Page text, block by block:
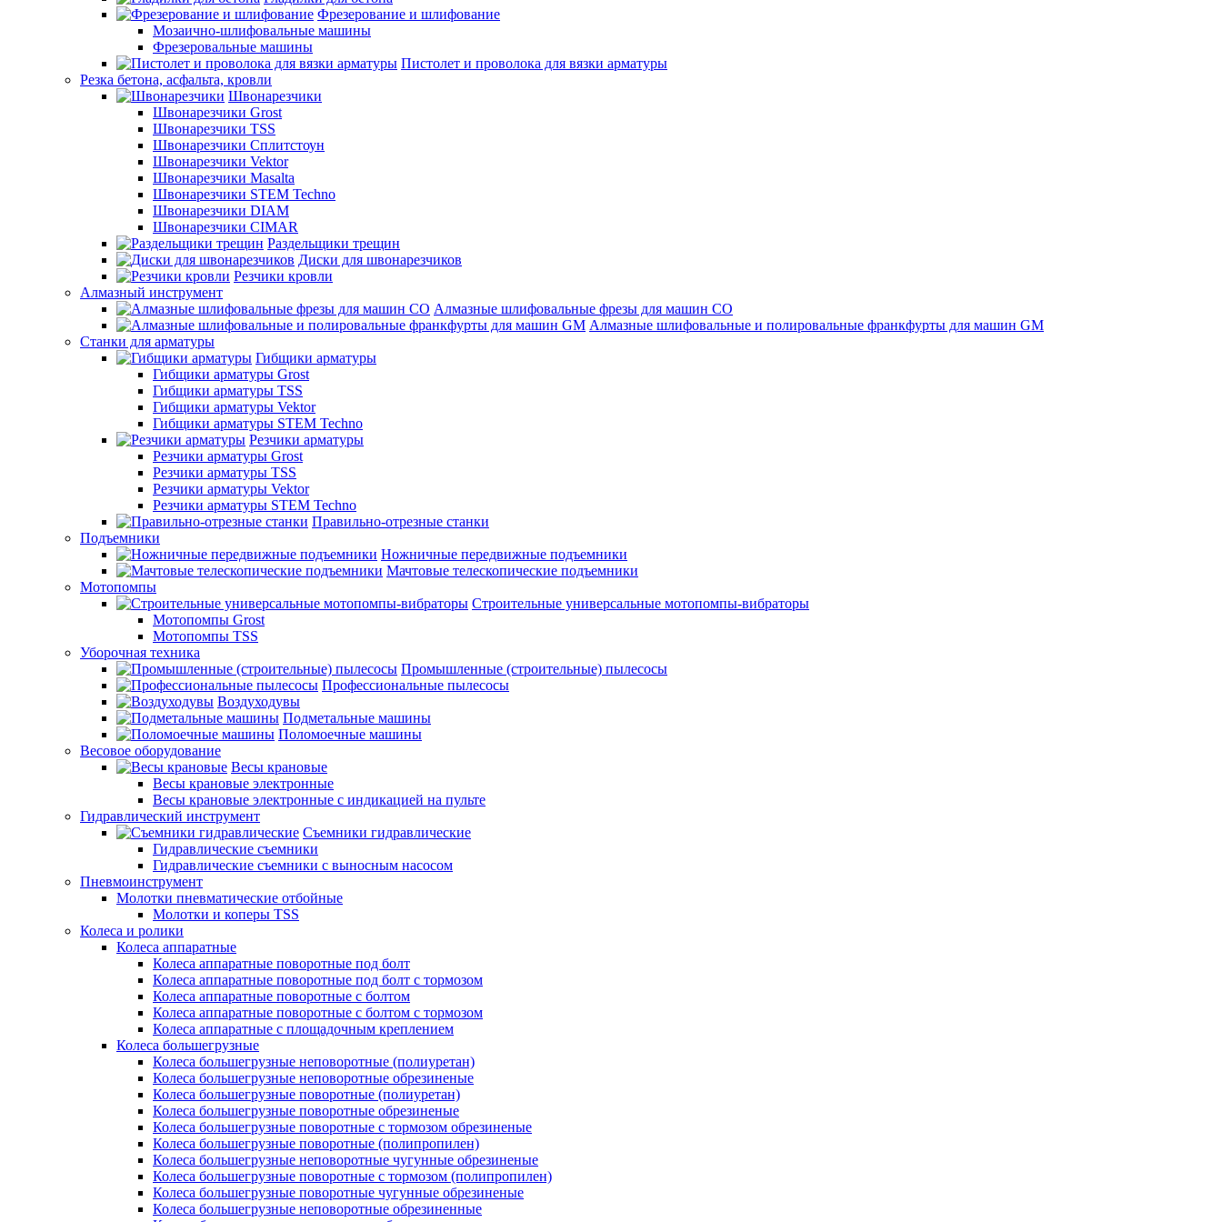
Фрезерование и шлифование
Мозаично-шлифовальные машины
Фрезеровальные машины
Пистолет и проволока для вязки арматуры
Резка бетона, асфальта, кровли
Швонарезчики
Швонарезчики Grost
Швонарезчики TSS
Швонарезчики Сплитстоун
Швонарезчики Vektor
Швонарезчики Masalta
Швонарезчики STEM Techno
Швонарезчики DIAM
Швонарезчики CIMAR
Раздельщики трещин
Диски для швонарезчиков
Резчики кровли
Алмазный инструмент
Алмазные шлифовальные фрезы для машин СО
Алмазные шлифовальные и полировальные франкфурты для машин GM
Станки для арматуры
Гибщики арматуры
Гибщики арматуры Grost
Гибщики арматуры TSS
Гибщики арматуры Vektor
Гибщики арматуры STEM Techno
Резчики арматуры
Резчики арматуры Grost
Резчики арматуры TSS
Резчики арматуры Vektor
Резчики арматуры STEM Techno
Правильно-отрезные станки
Подъемники
Ножничные передвижные подъемники
Мачтовые телескопические подъемники
Мотопомпы
Строительные универсальные мотопомпы-вибраторы
Мотопомпы Grost
Мотопомпы TSS
Уборочная техника
Промышленные (строительные) пылесосы
Профессиональные пылесосы
Воздуходувы
Подметальные машины
Поломоечные машины
Весовое оборудование
Весы крановые
Весы крановые электронные
Весы крановые электронные с индикацией на пульте
Гидравлический инструмент
Съемники гидравлические
Гидравлические съемники
Гидравлические cъемники с выносным насосом
Пневмоинструмент
Молотки пневматические отбойные
Молотки и коперы TSS
Колеса и ролики
Колеса аппаратные
Колеса аппаратные поворотные под болт
Колеса аппаратные поворотные под болт с тормозом
Колеса аппаратные поворотные с болтом
Колеса аппаратные поворотные с болтом с тормозом
Колеса аппаратные с площадочным креплением
Колеса большегрузные
Колеса большегрузные неповоротные (полиуретан)
Колеса большегрузные неповоротные обрезиненые
Колеса большегрузные поворотные (полиуретан)
Колеса большегрузные поворотные обрезиненые
Колеса большегрузные поворотные с тормозом обрезиненые
Колеса большегрузные поворотные (полипропилен)
Колеса большегрузные неповоротные чугунные обрезиненые
Колеса большегрузные поворотные с тормозом (полипропилен)
Колеса большегрузные поворотные чугунные обрезиненые
Колеса большегрузные неповоротные обрезиненные